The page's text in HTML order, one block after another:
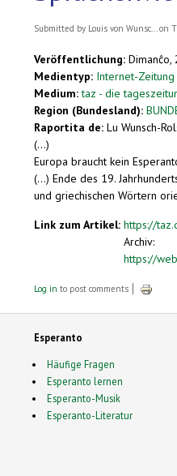
Submitted by Louis von Wunsc...on
Veröffentlichung: Dimanĉo,
Medientyp: Internet-Zeitung
Medium:taz - die
Region (Bundesland):
Raportita de: Lu Wunsch-
(...)
Europa braucht kein
(...) Ende des 19.
und griechischen Wörtern
Link zum Artikel: https://
Archiv:
https://
Log in to post comments
Esperanto
Häufige Fragen
Esperanto lernen
Esperanto-Musik
Esperanto-Literatur